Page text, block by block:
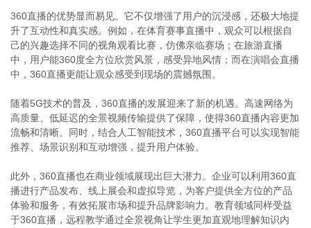
360直播的优势显而易见。它不仅增强了用户的沉浸感，还极大地提
升了互动性和真实感。例如，在体育赛事直播中，观众可以根据自
己的兴趣选择不同的视角观看比赛，仿佛亲临赛场；在旅游直播
中，用户能360度全方位欣赏风景，感受异地风情；而在演唱会直播
中，360直播更能让观众感受到现场的震撼氛围。
随着5G技术的普及，360直播的发展迎来了新的机遇。高速网络为
高质量、低延迟的全景视频传输提供了保障，使得360直播内容更加
流畅和清晰。同时，结合人工智能技术，360直播平台可以实现智能
推荐、场景识别和互动增强，提升用户体验。
此外，360直播也在商业领域展现出巨大潜力。企业可以利用360直
播进行产品发布、线上展会和虚拟导览，为客户提供全方位的产品
体验和服务，有效拓展市场和提升品牌影响力。教育领域同样受益
于360直播，远程教学通过全景视角让学生更加直观地理解知识内